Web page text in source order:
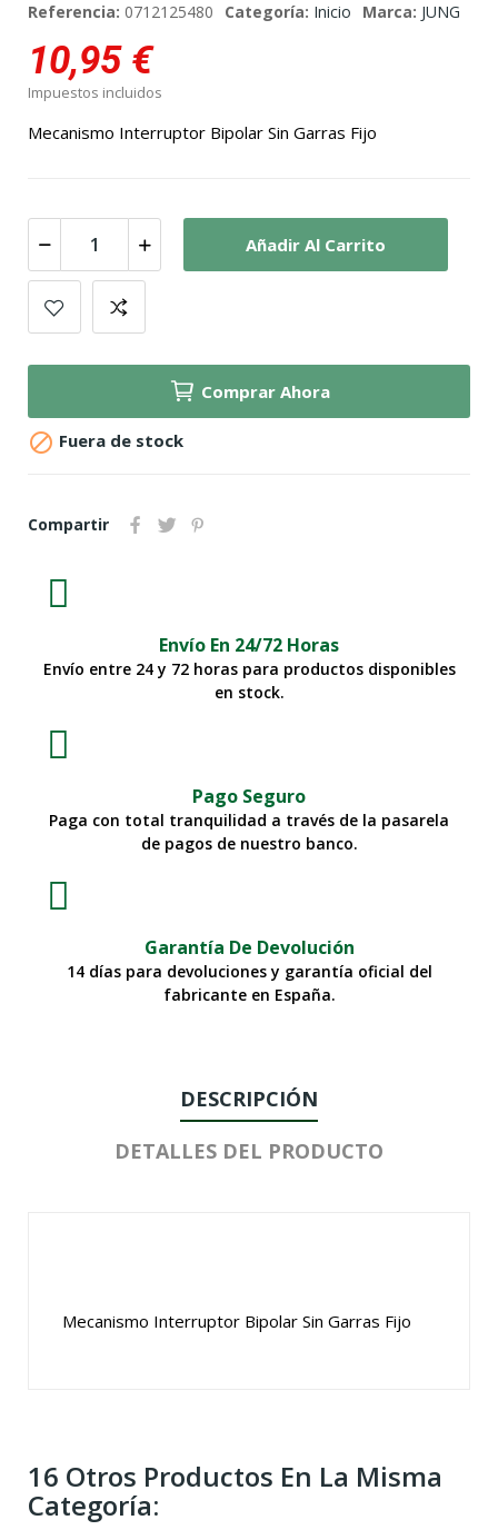
Referencia: 0712125480 Categoría: Inicio Marca: JUNG
10,95 €
Impuestos incluidos
Mecanismo Interruptor Bipolar Sin Garras Fijo
Añadir Al Carrito
Comprar Ahora
 Fuera de stock
Compartir
Envío En 24/72 Horas
Envío entre 24 y 72 horas para productos disponibles
en stock.
Pago Seguro
Paga con total tranquilidad a través de la pasarela
de pagos de nuestro banco.
Garantía De Devolución
14 días para devoluciones y garantía oficial del
fabricante en España.
DESCRIPCIÓN
DETALLES DEL PRODUCTO
Mecanismo Interruptor Bipolar Sin Garras Fijo
16 Otros Productos En La Misma
Categoría: